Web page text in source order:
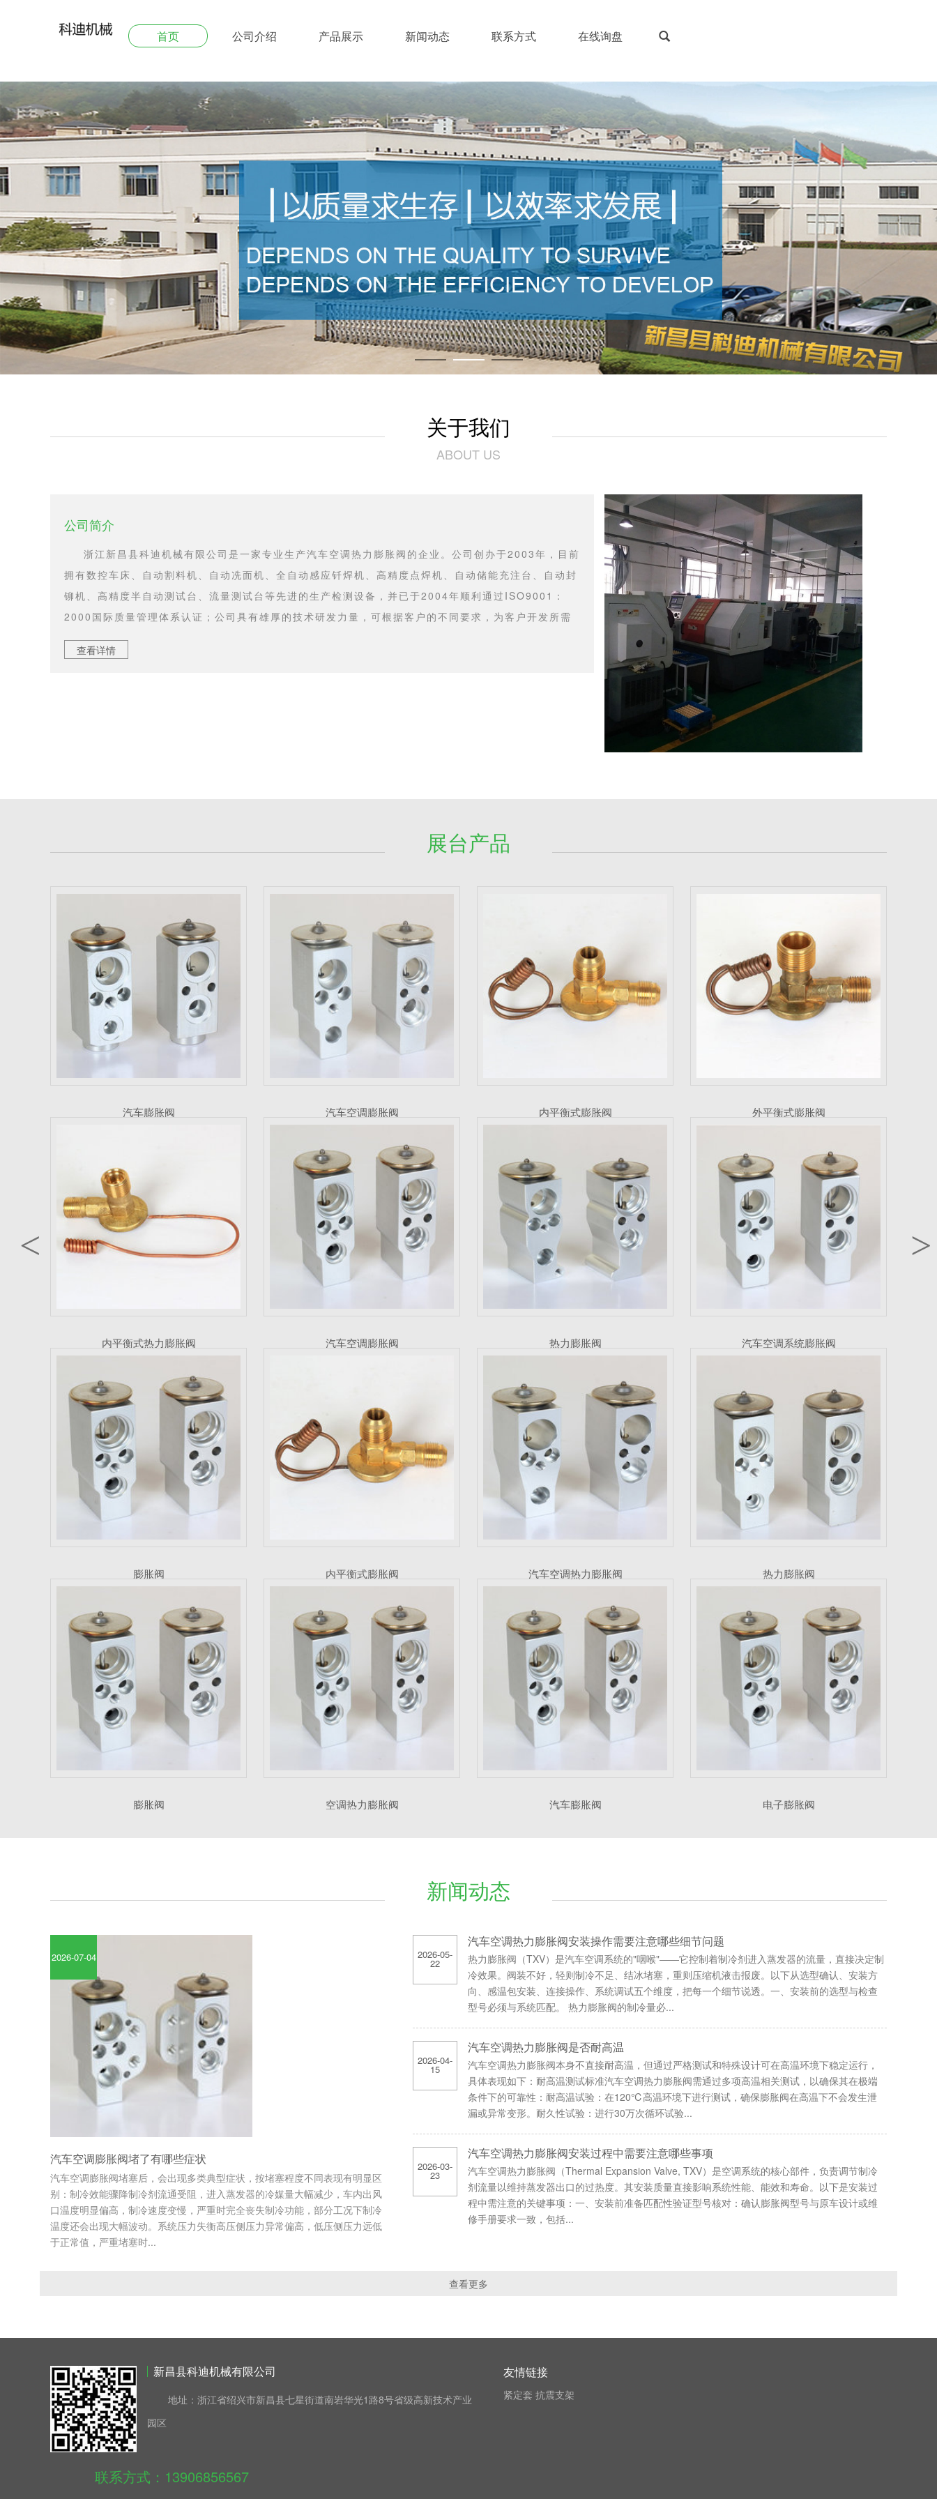
首页 公司介绍 产品展示 新闻动态 联系方式 在线询盘
关于我们
ABOUT US
公司简介
浙江新昌县科迪机械有限公司是一家专业生产汽车空调热力膨胀阀的企业。公司创办于2003年，目前
拥有数控车床、自动割料机、自动冼面机、全自动感应钎焊机、高精度点焊机、自动储能充注台、自动封
铆机、高精度半自动测试台、流量测试台等先进的生产检测设备，并已于2004年顺利通过ISO9001：
2000国际质量管理体系认证；公司具有雄厚的技术研发力量，可根据客户的不同要求，为客户开发所需
产品。
本公司生产的各种KD系列车用膨胀阀规格齐全，具有调节灵敏，寿命长，适用性广等特点；适用介
查看详情
展台产品
<
汽车膨胀阀 汽车空调膨胀阀 内平衡式膨胀阀 外平衡式膨胀阀
内平衡式热力膨胀阀
内平衡式热力膨胀阀
汽车空调膨胀阀
汽车空调膨胀阀
热力膨胀阀
热力膨胀阀
汽车空调系统膨胀阀
汽车空调系统膨胀阀
膨胀阀
内平衡式膨胀阀
内平衡式膨胀阀
汽车空调热力膨胀阀
汽车空调热力膨胀阀
热力膨胀阀
热力膨胀阀
膨胀阀
空调热力膨胀阀
空调热力膨胀阀
汽车膨胀阀
汽车膨胀阀
电子膨胀阀
电子膨胀阀
>
新闻动态
2026-07-04
汽车空调膨胀阀堵了有哪些症状
汽车空调膨胀阀堵塞后，会出现多类典型症状，按堵塞程度不同表现有明显区
别：‌制冷效能骤降‌制冷剂流通受阻，进入蒸发器的冷媒量大幅减少，车内出风
口温度明显偏高，制冷速度变慢，严重时完全丧失制冷功能，部分工况下制冷
温度还会出现大幅波动。‌系统压力失衡‌高压侧压力异常偏高，低压侧压力远低
于正常值，严重堵塞时...
2026-05-
22
汽车空调热力膨胀阀安装操作需要注意哪些细节问题
热力膨胀阀（TXV）是汽车空调系统的"咽喉"——它控制着制冷剂进入蒸发器的流量，直接决定制
冷效果。阀装不好，轻则制冷不足、结冰堵塞，重则压缩机液击报废。以下从选型确认、安装方
向、感温包安装、连接操作、系统调试五个维度，把每一个细节说透。一、安装前的选型与检查
型号必须与系统匹配。 热力膨胀阀的制冷量必...
2026-04-
15
汽车空调热力膨胀阀是否耐高温
汽车空调热力膨胀阀本身不直接耐高温，但通过严格测试和特殊设计可在高温环境下稳定运行，
具体表现如下：耐高温测试标准汽车空调热力膨胀阀需通过多项高温相关测试，以确保其在极端
条件下的可靠性：耐高温试验：在120℃高温环境下进行测试，确保膨胀阀在高温下不会发生泄
漏或异常变形。耐久性试验：进行30万次循环试验...
2026-03-
23
汽车空调热力膨胀阀安装过程中需要注意哪些事项
汽车空调热力膨胀阀（Thermal Expansion Valve, TXV）是空调系统的核心部件，负责调节制冷
剂流量以维持蒸发器出口的过热度。其安装质量直接影响系统性能、能效和寿命。以下是安装过
程中需注意的关键事项：一、安装前准备匹配性验证型号核对：确认膨胀阀型号与原车设计或维
修手册要求一致，包括...
查看更多
新昌县科迪机械有限公司
地址：浙江省绍兴市新昌县七星街道南岩华光1路8号省级高新技术产业
园区
联系方式：13906856567
友情链接
紧定套 抗震支架